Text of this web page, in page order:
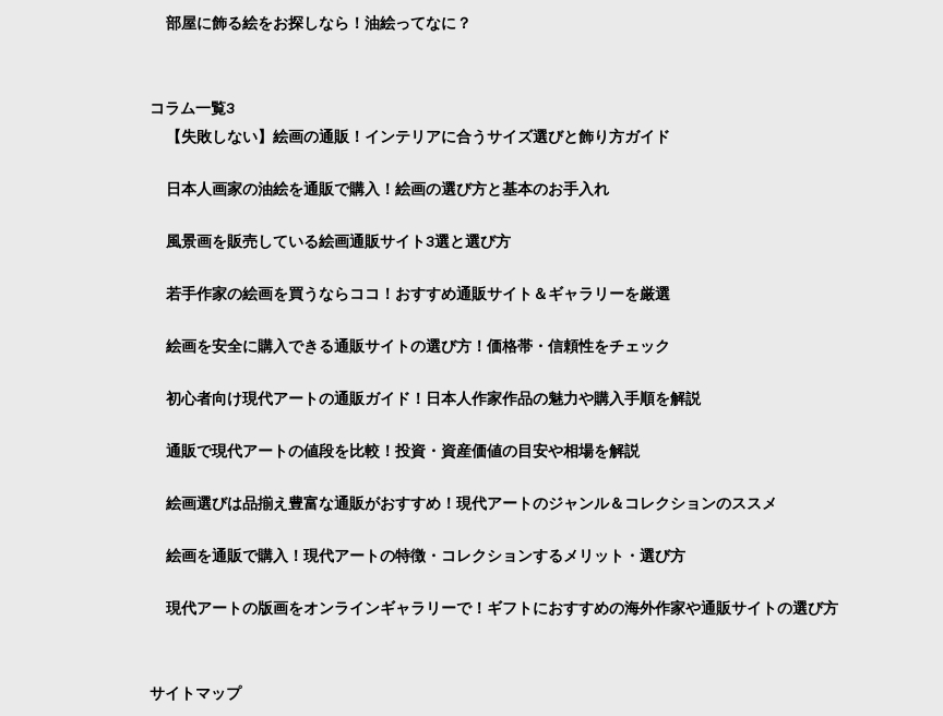
部屋に飾る絵をお探しなら！油絵ってなに？
コラム一覧3
【失敗しない】絵画の通販！インテリアに合うサイズ選びと飾り方ガイド
日本人画家の油絵を通販で購入！絵画の選び方と基本のお手入れ
風景画を販売している絵画通販サイト3選と選び方
若手作家の絵画を買うならココ！おすすめ通販サイト＆ギャラリーを厳選
絵画を安全に購入できる通販サイトの選び方！価格帯・信頼性をチェック
初心者向け現代アートの通販ガイド！日本人作家作品の魅力や購入手順を解説
通販で現代アートの値段を比較！投資・資産価値の目安や相場を解説
絵画選びは品揃え豊富な通販がおすすめ！現代アートのジャンル＆コレクションのススメ
絵画を通販で購入！現代アートの特徴・コレクションするメリット・選び方
現代アートの版画をオンラインギャラリーで！ギフトにおすすめの海外作家や通販サイトの選び方
サイトマップ